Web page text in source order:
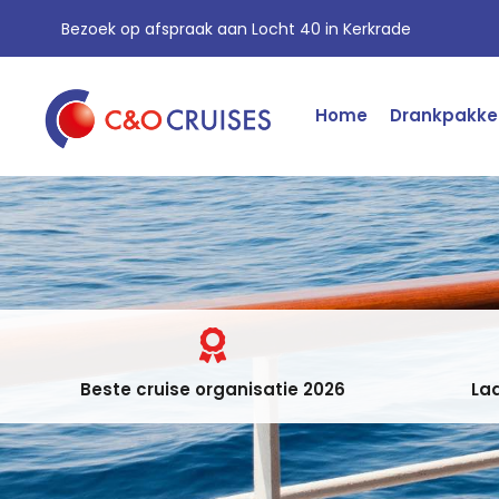
Bezoek op afspraak aan Locht 40 in Kerkrade
Home
Beste cruise organisatie 2026